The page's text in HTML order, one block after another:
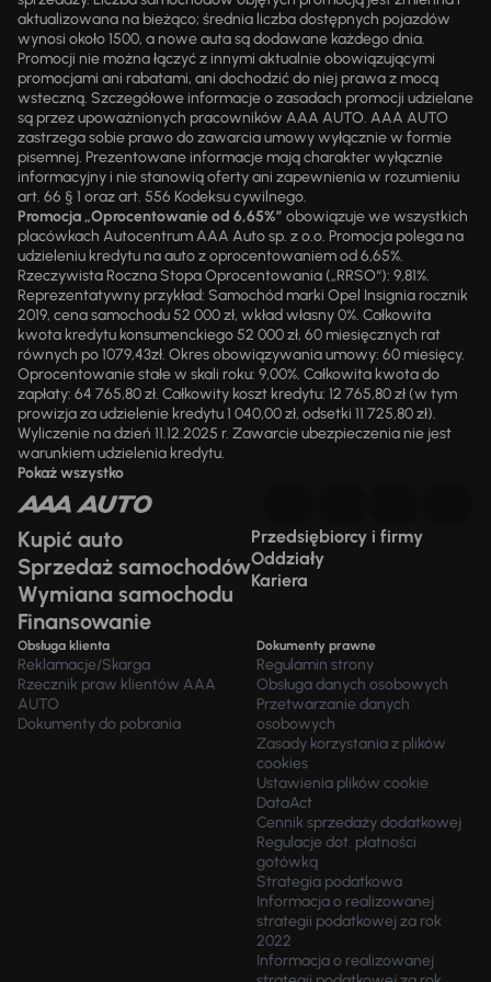
aktualizowana na bieżąco; średnia liczba dostępnych pojazdów
wynosi około 1500, a nowe auta są dodawane każdego dnia.
Promocji nie można łączyć z innymi aktualnie obowiązującymi
promocjami ani rabatami, ani dochodzić do niej prawa z mocą
wsteczną. Szczegółowe informacje o zasadach promocji udzielane
są przez upoważnionych pracowników AAA AUTO. AAA AUTO
zastrzega sobie prawo do zawarcia umowy wyłącznie w formie
pisemnej. Prezentowane informacje mają charakter wyłącznie
informacyjny i nie stanowią oferty ani zapewnienia w rozumieniu
art. 66 § 1 oraz art. 556 Kodeksu cywilnego.
Promocja „Oprocentowanie od 6,65%” obowiązuje we wszystkich
placówkach Autocentrum AAA Auto sp. z o.o. Promocja polega na
udzieleniu kredytu na auto z oprocentowaniem od 6,65%.
Rzeczywista Roczna Stopa Oprocentowania („RRSO“): 9,81%.
Reprezentatywny przykład: Samochód marki Opel Insignia rocznik
2019, cena samochodu 52 000 zł, wkład własny 0%. Całkowita
kwota kredytu konsumenckiego 52 000 zł, 60 miesięcznych rat
równych po 1079,43zł. Okres obowiązywania umowy: 60 miesięcy.
Oprocentowanie stałe w skali roku: 9,00%. Całkowita kwota do
zapłaty: 64 765,80 zł. Całkowity koszt kredytu: 12 765,80 zł (w tym
prowizja za udzielenie kredytu 1 040,00 zł, odsetki 11 725,80 zł).
Wyliczenie na dzień 11.12.2025 r. Zawarcie ubezpieczenia nie jest
warunkiem udzielenia kredytu.
Pokaż wszystko
Kupić auto
Sprzedaż samochodów
Wymiana samochodu
Finansowanie
Przedsiębiorcy i firmy
Oddziały
Kariera
Obsługa klienta
Reklamacje/Skarga
Rzecznik praw klientów AAA
AUTO
Dokumenty do pobrania
Dokumenty prawne
Regulamin strony
Obsługa danych osobowych
Przetwarzanie danych
osobowych
Zasady korzystania z plików
cookies
Ustawienia plików cookie
DataAct
Cennik sprzedaży dodatkowej
Regulacje dot. płatności
gotówką
Strategia podatkowa
Informacja o realizowanej
strategii podatkowej za rok
2022
Informacja o realizowanej